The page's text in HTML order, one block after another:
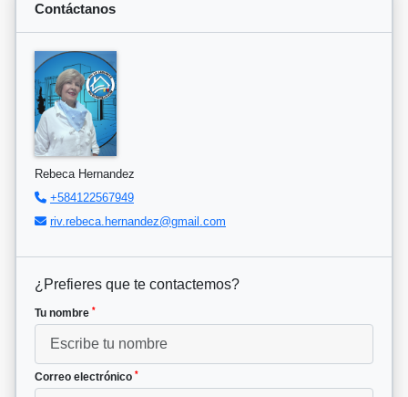
Contáctanos
Rebeca Hernandez
+584122567949
riv.rebeca.hernandez@gmail.com
¿Prefieres que te contactemos?
Tu nombre *
Correo electrónico *